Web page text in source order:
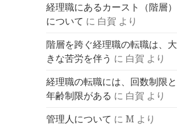
経理職にあるカースト（階層）
について に 白賀 より
階層を跨ぐ経理職の転職は、大
きな苦労を伴う に 白賀 より
経理職の転職には、回数制限と
年齢制限がある に 白賀 より
管理人について にM より